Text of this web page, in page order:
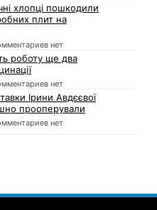
хлопці пошкодили
плит на
нет
роботу ще два
нет
Ірини Авдєєвої
прооперували
нет